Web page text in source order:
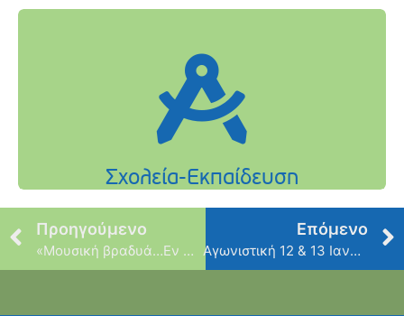
Προηγούμενο
«Μουσική βραδυά…Εν Λευκώ»
Επόμενο
Αγωνιστική 12 & 13 Ιανουαρίου